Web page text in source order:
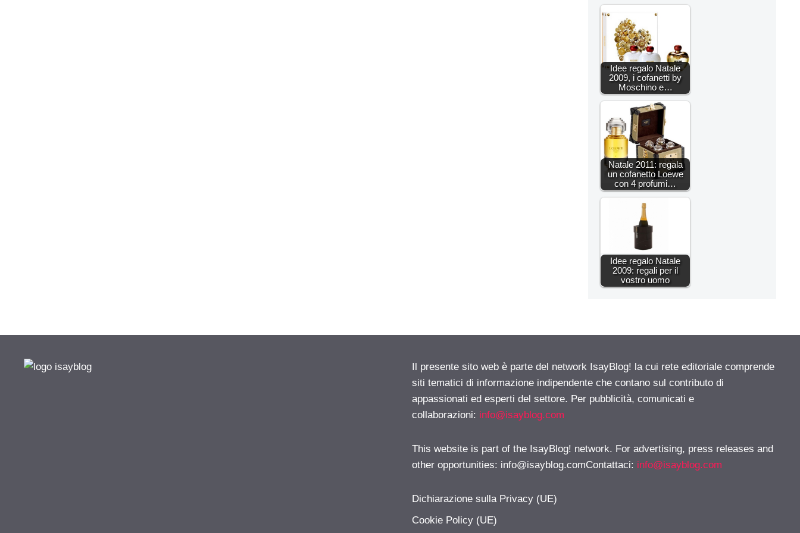
Idee regalo Natale
2009, i cofanetti by
Moschino e…
Natale 2011: regala
un cofanetto Loewe
con 4 profumi…
Idee regalo Natale
2009: regali per il
vostro uomo
Il presente sito web è parte del network IsayBlog! la cui rete editoriale comprende
siti tematici di informazione indipendente che contano sul contributo di
appassionati ed esperti del settore. Per pubblicità, comunicati e
collaborazioni: info@isayblog.com
This website is part of the IsayBlog! network. For advertising, press releases and
other opportunities: info@isayblog.comContattaci: info@isayblog.com
Dichiarazione sulla Privacy (UE)
Cookie Policy (UE)